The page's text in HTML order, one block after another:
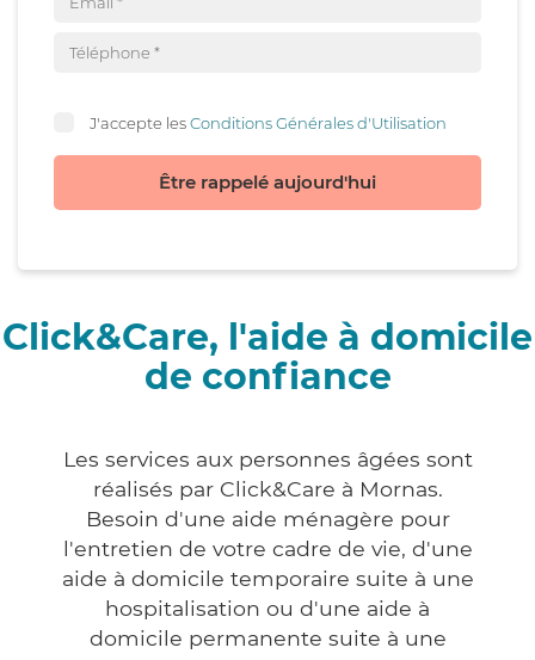
J'accepte lesConditions Générales d'Utilisation
Être rappelé aujourd'hui
Click&Care, l'aide à domicile
de confiance
Les services aux personnes âgées sont
réalisés par Click&Care à Mornas.
Besoin d'une aide ménagère pour
l'entretien de votre cadre de vie, d'une
aide à domicile temporaire suite à une
hospitalisation ou d'une aide à
domicile permanente suite à une